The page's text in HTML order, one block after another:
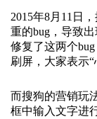
2015年8月11日
重的bug，导致
修复了这两个
刷屏，大家表示“
而搜狗的营销玩
框中输入文字进